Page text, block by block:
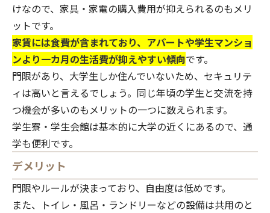
けなので、家具・家電の購入費用が抑えられるのもメリ
ットです。
家賃には食費が含まれており、アパートや学生マンショ
ンより一カ月の生活費が抑えやすい傾向です。
門限があり、大学生しか住んでいないため、セキュリテ
ィは高いと言えるでしょう。同じ年頃の学生と交流を持
つ機会が多いのもメリットの一つに数えられます。
学生寮・学生会館は基本的に大学の近くにあるので、通
学も便利です。
デメリット
門限やルールが決まっており、自由度は低めです。
また、トイレ・風呂・ランドリーなどの設備は共用のと